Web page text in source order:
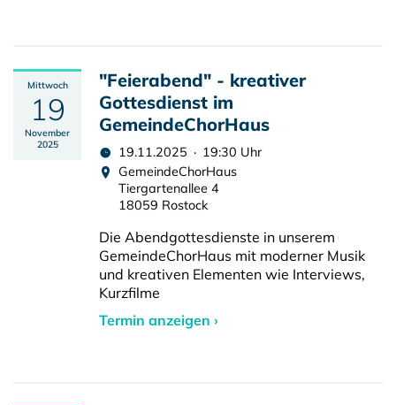
Mittwoch
19
November
2025
"Feierabend" - kreativer
Gottesdienst im
GemeindeChorHaus
19.11.2025 · 19:30 Uhr
GemeindeChorHaus
Tiergartenallee 4
18059 Rostock
Die Abendgottesdienste in unserem
GemeindeChorHaus mit moderner Musik
und kreativen Elementen wie Interviews,
Kurzfilme
Termin anzeigen ›